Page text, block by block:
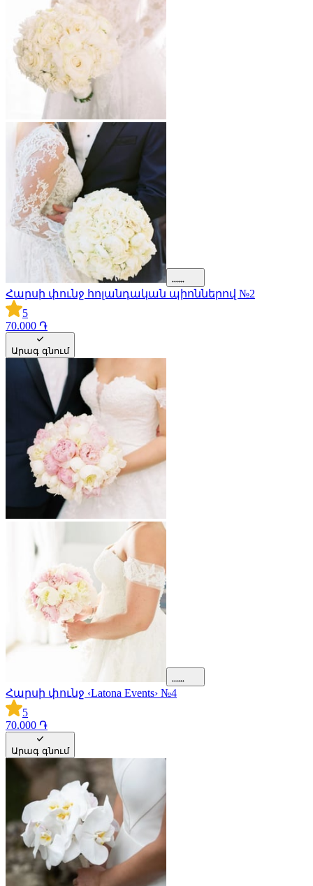
Հարսի փունջ հոլանդական պիոններով №2
5
70.000 ֏
Արագ գնում
Հարսի փունջ ‹Latona Events› №4
5
70.000 ֏
Արագ գնում